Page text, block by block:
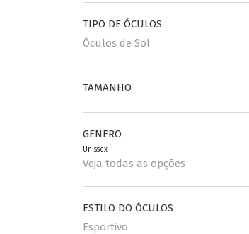
QUADRADO
TIPO DE ÓCULOS
Óculos de Sol
TAMANHO
GENERO
Unissex
Veja todas as opções
ESTILO DO ÓCULOS
Esportivo